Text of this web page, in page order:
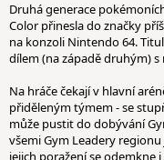
Druhá generace
Color přinesla do značky
na konzoli Nintendo 64. Titul
dílem (na západě druhým)
Na hráče čekají v hlavní
přiděleným týmem - se
může pustit do dobývání
všemi Gym Leadery
jejich poražení se odemkne